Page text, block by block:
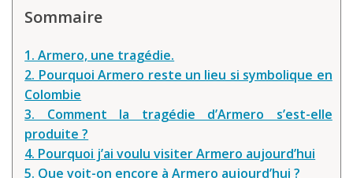
Sommaire
1. Armero, une tragédie.
2. Pourquoi Armero reste un lieu si symbolique en
Colombie
3. Comment la tragédie d’Armero s’est-elle
produite ?
4. Pourquoi j’ai voulu visiter Armero aujourd’hui
5. Que voit-on encore à Armero aujourd’hui ?